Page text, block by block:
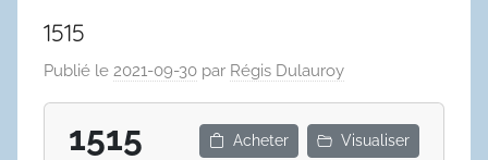
1515
Publié le 2021-09-30 par Régis Dulauroy
1515 Acheter Visualiser